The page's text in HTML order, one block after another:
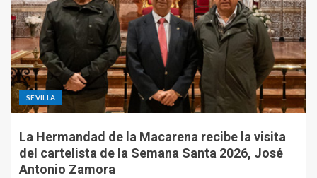
SEVILLA
La Hermandad de la Macarena recibe la visita
del cartelista de la Semana Santa 2026, José
Antonio Zamora